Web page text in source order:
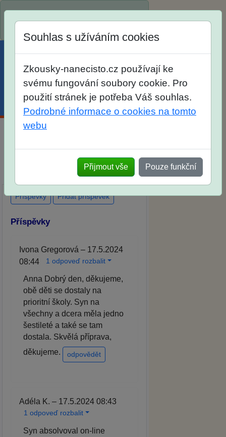
Menu Účet Košík
na SŠ? Vaše ohlasy po skutečných
přijímacích zkouškách
Souhlas s užíváním cookies
Zkousky-nanecisto.cz používají ke
svému fungování soubory cookie. Pro
použití stránek je potřeba Váš souhlas.
Podrobné informace o cookies na tomto
webu
Přijmout vše Pouze funkční
Příspěvky Přidat příspěvek
Příspěvky
Ivona Gregorová – 17.5.2024
08:44
1 odpoveď rozbalit
Anna Dobrý den, děkujeme,
obě děti se dostaly na
prioritní školy. Syn na
všechny a dcera měla jedno
šestileté a také se tam
dostala. Skvělá příprava,
děkujeme.
odpovědět
Adéla K. – 17.5.2024 08:43
1 odpoveď rozbalit
Syn absolvoval on-line